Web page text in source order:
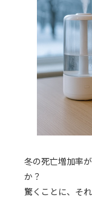
冬の死亡増加率
か？
驚くことに、そ